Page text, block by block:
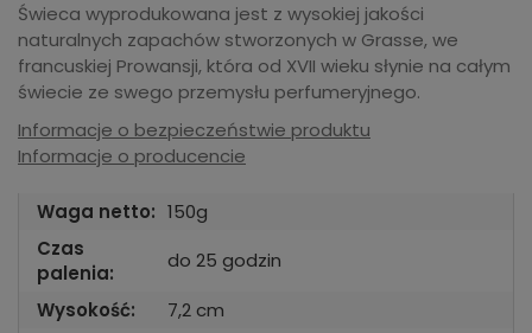
Świeca wyprodukowana jest z wysokiej jakości
naturalnych zapachów stworzonych w Grasse, we
francuskiej Prowansji, która od XVII wieku słynie na całym
świecie ze swego przemysłu perfumeryjnego.
Informacje o bezpieczeństwie produktu
Informacje o producencie
Waga netto: 150g
Czas
palenia:
do 25 godzin
Wysokość:
7,2 cm